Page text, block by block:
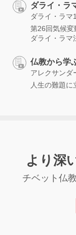
ダライ・ラ
ダライ・ラマ
第26回気候変
ダライ・ラマ
仏教から学
アレクサンダ
人生の難題に
より深
チベット仏